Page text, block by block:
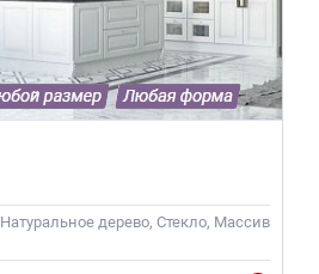
Натуральное дерево, Стекло, Массив